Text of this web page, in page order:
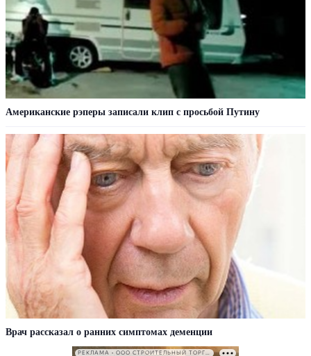
Американские рэперы записали клип с просьбой Путину
Врач рассказал о ранних симптомах деменции
РЕКЛАМА • ООО СТРОИТЕЛЬНЫЙ ТОРГОВЫЙ ДОМ «ПЕТРОВИЧ». ИНН: 7802348846